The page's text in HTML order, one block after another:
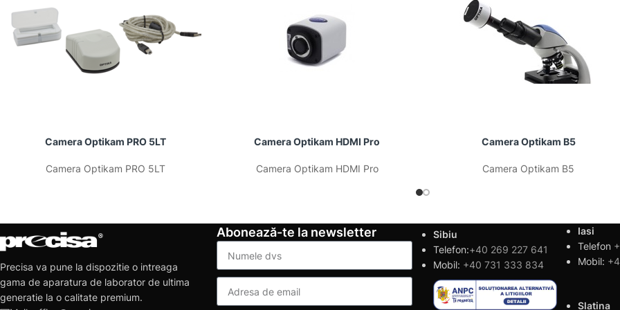
Camera Optikam PRO 5LT
Camera Optikam PRO 5LT
Camera Optikam HDMI Pro
Camera Optikam HDMI Pro
Camera Optikam B5
Camera Optikam B5
Precisa va pune la dispozitie o intreaga
gama de aparatura de laborator de ultima
generatie la o calitate premium.
Abonează-te la newsletter
Sibiu
Telefon:+40 269 227 641
Mobil: +40 731 333 834
Iasi
Telefon
Mobil:
Slatina